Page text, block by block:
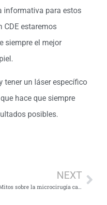
informativa para estos
CDE estaremos
siempre el mejor
tener un láser específico
hace que siempre
posibles.
NEXT
Mitos sobre la microcirugía capilar F.U.E.